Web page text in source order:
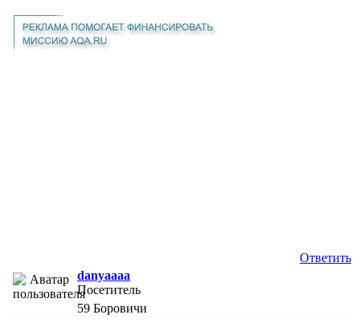
Ответить
danyaaaa
Посетитель
59 Боровичи